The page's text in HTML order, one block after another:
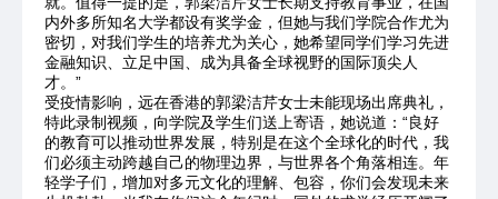
内外多所知名大学都设有奖学金，但她与我们学院合作尤为
密切，对我们学生的培养尤为关心，她希望同学们学习先进
金融知识、立足中国、成为具备全球视野的国际顶尖人
才。”
受疫情影响，远在香港的郭梁洁芹女士未能现场出席典礼，
特此录制视频，向学院及学生们送上寄语，她说道：“良好
的教育可以推动世界发展，特别是在这个全球化的时代，我
们必须主动跨越自己的物理边界，与世界各个角落相连。年
轻学子们，增加对多元文化的理解、包容，你们会发现未来